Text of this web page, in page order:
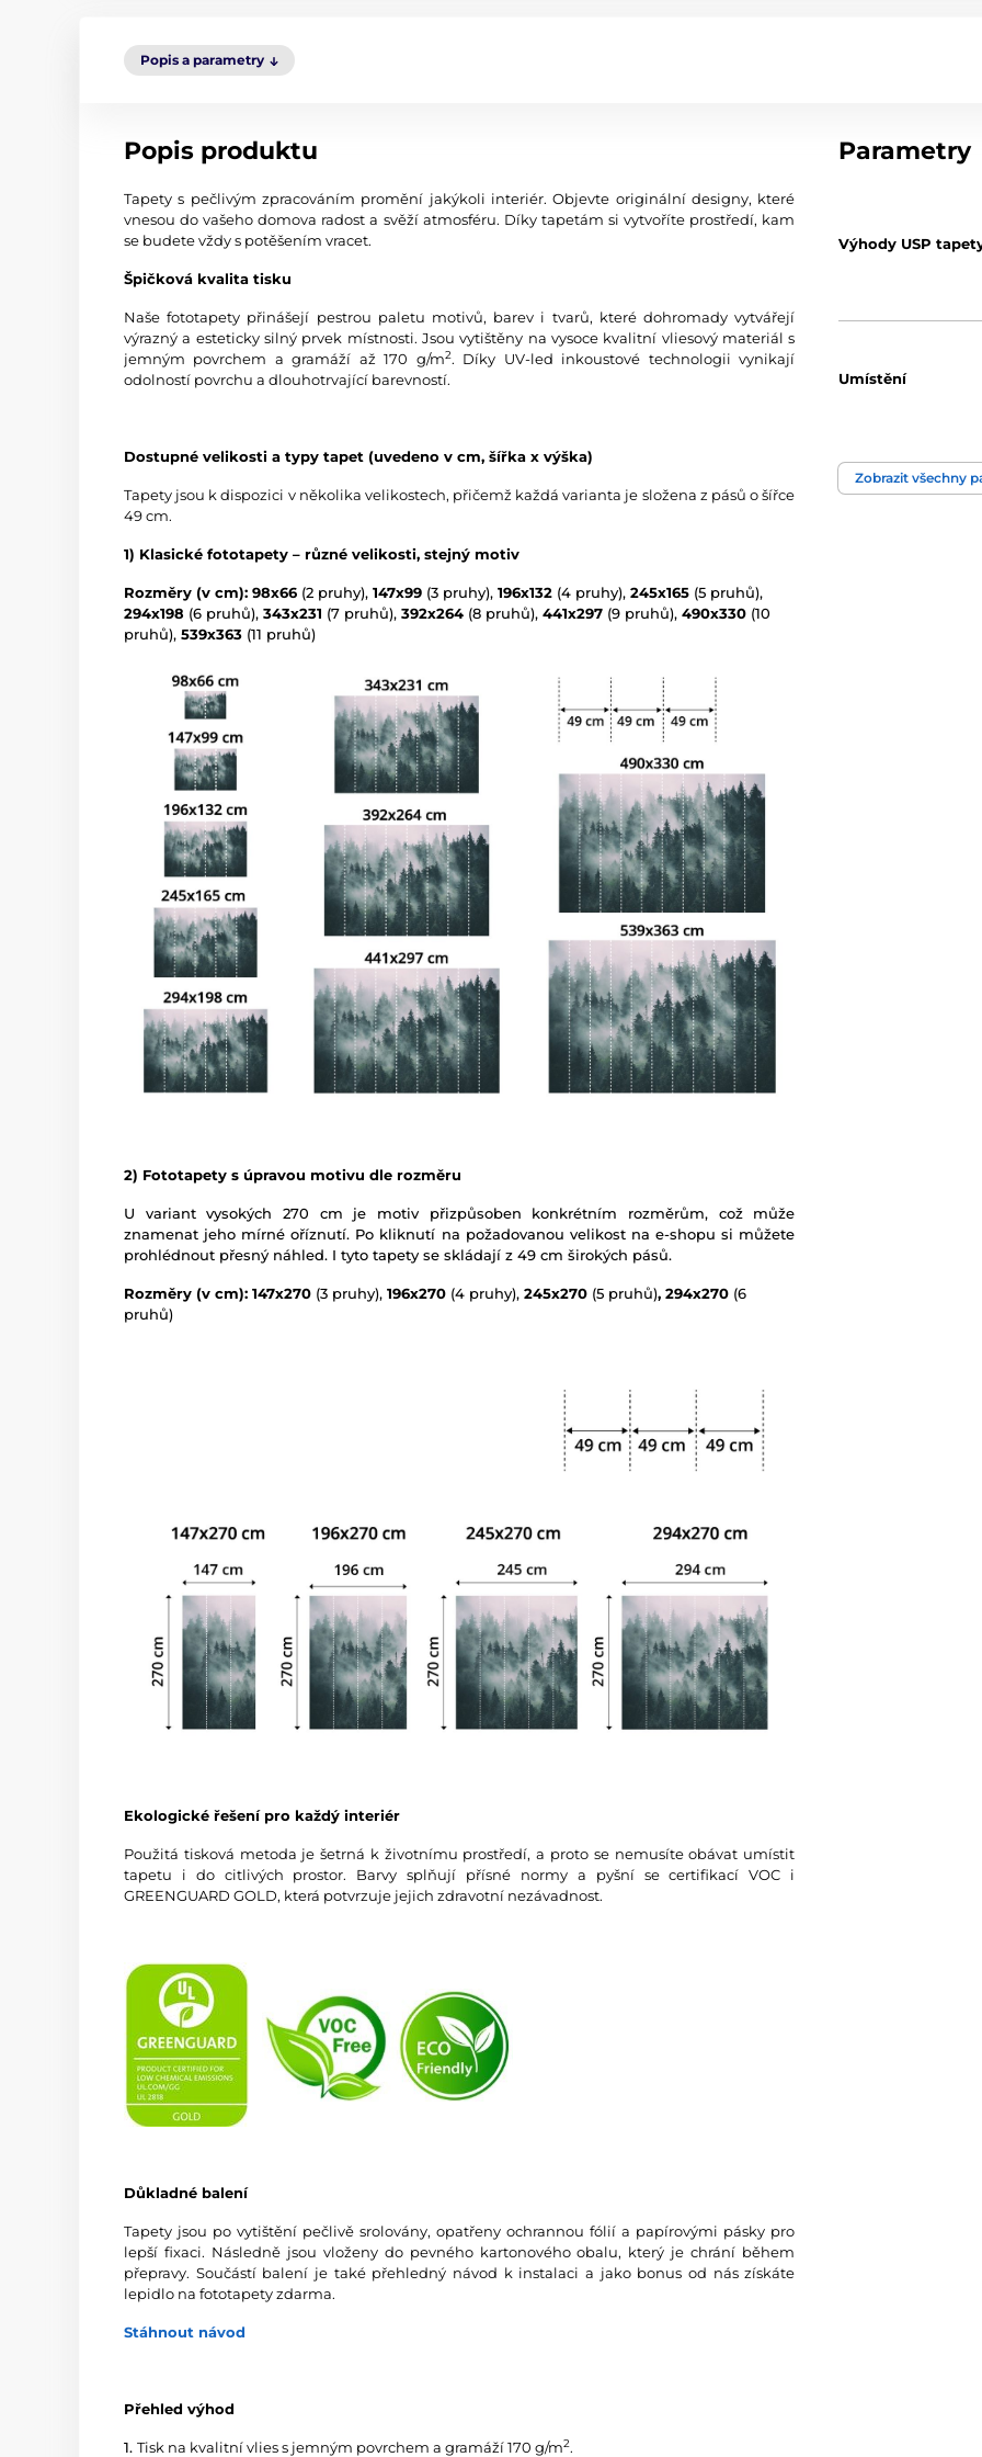
Popis a parametry
Popis produktu
Tapety s pečlivým zpracováním promění jakýkoli interiér. Objevte originální designy, které
vnesou do vašeho domova radost a svěží atmosféru. Díky tapetám si vytvoříte prostředí, kam
se budete vždy s potěšením vracet.
Špičková kvalita tisku
Naše fototapety přinášejí pestrou paletu motivů, barev i tvarů, které dohromady vytvářejí
výrazný a esteticky silný prvek místnosti. Jsou vytištěny na vysoce kvalitní vliesový materiál s
jemným povrchem a gramáží až 170 g/m2. Díky UV-led inkoustové technologii vynikají
odolností povrchu a dlouhotrvající barevností.
Dostupné velikosti a typy tapet (uvedeno v cm, šířka x výška)
Tapety jsou k dispozici v několika velikostech, přičemž každá varianta je složena z pásů o šířce
49 cm.
1) Klasické fototapety – různé velikosti, stejný motiv
Rozměry (v cm): 98x66 (2 pruhy), 147x99 (3 pruhy), 196x132 (4 pruhy), 245x165 (5 pruhů),
294x198 (6 pruhů), 343x231 (7 pruhů), 392x264 (8 pruhů), 441x297 (9 pruhů), 490x330 (10
pruhů), 539x363 (11 pruhů)
2) Fototapety s úpravou motivu dle rozměru
U variant vysokých 270 cm je motiv přizpůsoben konkrétním rozměrům, což může
znamenat jeho mírné oříznutí. Po kliknutí na požadovanou velikost na e-shopu si můžete
prohlédnout přesný náhled. I tyto tapety se skládají z 49 cm širokých pásů.
Rozměry (v cm): 147x270 (3 pruhy), 196x270 (4 pruhy), 245x270 (5 pruhů), 294x270 (6
pruhů)
Ekologické řešení pro každý interiér
Použitá tisková metoda je šetrná k životnímu prostředí, a proto se nemusíte obávat umístit
tapetu i do citlivých prostor. Barvy splňují přísné normy a pyšní se certifikací VOC i
GREENGUARD GOLD, která potvrzuje jejich zdravotní nezávadnost.
Důkladné balení
Tapety jsou po vytištění pečlivě srolovány, opatřeny ochrannou fólií a papírovými pásky pro
lepší fixaci. Následně jsou vloženy do pevného kartonového obalu, který je chrání během
přepravy. Součástí balení je také přehledný návod k instalaci a jako bonus od nás získáte
lepidlo na fototapety zdarma.
Stáhnout návod
Přehled výhod
1. Tisk na kvalitní vlies s jemným povrchem a gramáží 170 g/m2.
Parametry
Výhody USP
Umístění
Barva
Zobrazit všechny